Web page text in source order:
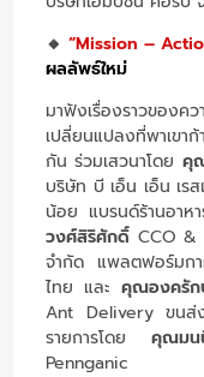
🔸 “Mission –
ผลลัพธ์ใหม่
มาฟังเรื่องราวของ
เปลี่ยนแปลงที่พาเขาก้
กัน ร่วมเสวนาโดย คุ
บริษัท บี เอ็น เอ็น เร
น้อย แบรนด์ร้านอาหา
วงศ์สิริศักดิ์ CCO &
จำกัด แพลตฟอร์มก
ไทย และคุณองครั
Ant Delivery ขนส่
รายการโดยคุณม
Pennganic